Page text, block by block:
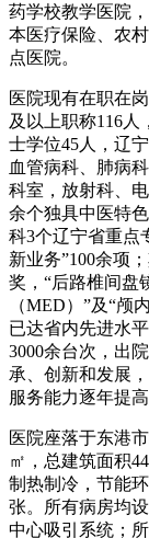
药学校教学医院
本医疗保险、农
点医院。
医院现有在职在
及以上职称116人
士学位45人，辽
血管病科、肺病
科室，放射科、
余个独具中医特
科3个辽宁省重点
新业务”100余项
奖，“后路椎间盘
（MED）”及“颅
已达省内先进水
3000余台次，出
承、创新和发展
服务能力逐年提高
医院座落于东港
㎡，总建筑面积
制热制冷，节能
张。所有病房均
中心吸引系统；